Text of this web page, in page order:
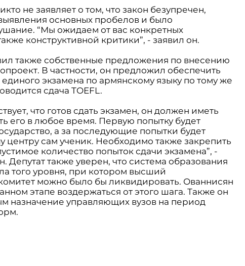
не заявляет о том, что закон безупречен,
основных пробелов и было
“Мы ожидаем от вас конкретных
конструктивной критики”, - заявил он.
также собственные предложения по внесению
В частности, он предложил обеспечить
экзамена по армянскому языку по тому же
сдача TOEFL.
что готов сдать экзамен, он должен иметь
его в любое время. Первую попытку будет
а за последующие попытки будет
центру сам ученик. Необходимо также закрепить
количество попыток сдачи экзамена”, -
Депутат также уверен, что система образования
того уровня, при котором высший
можно было бы ликвидировать. Ованнисян
этапе воздержаться от этого шага. Также он
назначение управляющих вузов на период